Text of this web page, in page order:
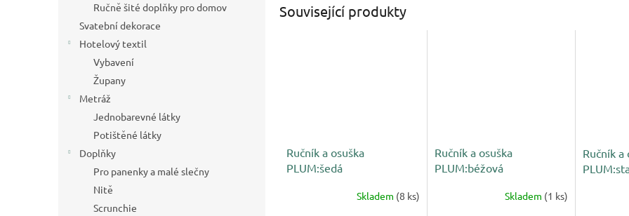
Ručně šité doplňky pro domov
Svatební dekorace
Hotelový textil
Vybavení
Župany
Metráž
Jednobarevné látky
Potištěné látky
Doplňky
Pro panenky a malé slečny
Nitě
Scrunchie
Související produkty
Ručník a osuška
PLUM:šedá
Skladem (8 ks)
Ručník a osuška
PLUM:béžová
Skladem (1 ks)
Ručník a